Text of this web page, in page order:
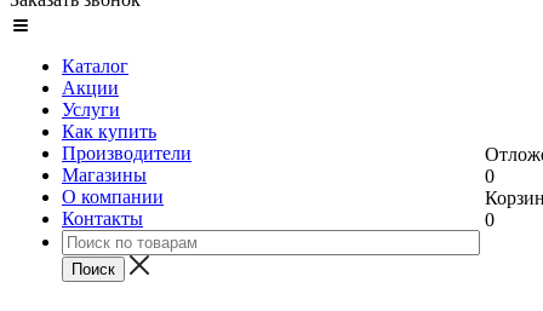
Каталог
Акции
Услуги
Как купить
Производители
Магазины
О компании
Контакты
0
0